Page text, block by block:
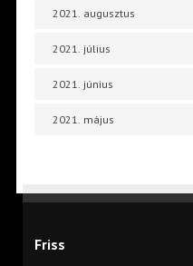
2021. augusztus
2021. július
2021. június
2021. május
Friss